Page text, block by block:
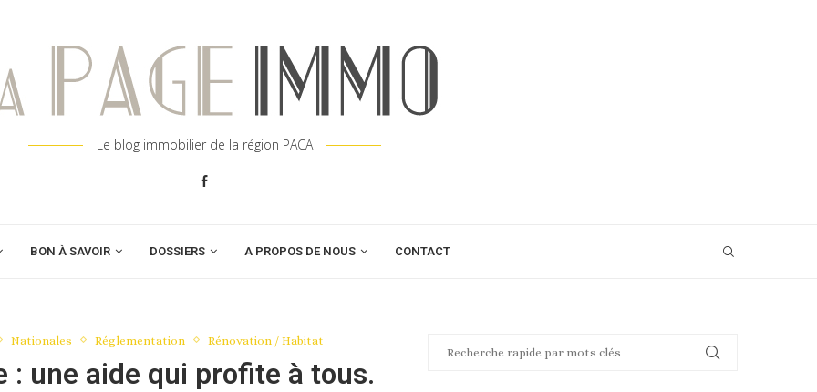
Le blog immobilier de la région PACA
BON À SAVOIR DOSSIERS A PROPOS DE NOUS CONTACT
Nationales Réglementation Rénovation / Habitat
: une aide qui profite à tous.